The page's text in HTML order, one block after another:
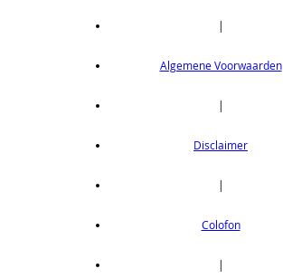
|
Algemene Voorwaarden
|
Disclaimer
|
Colofon
|